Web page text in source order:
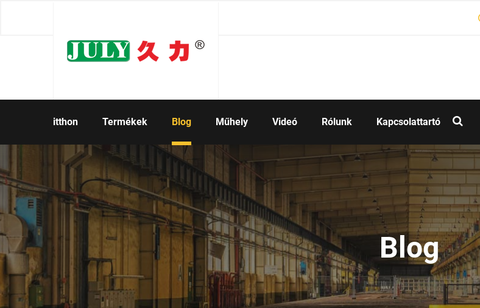
itthon Termékek Blog Műhely Videó Rólunk Kapcsolattartó
Blog